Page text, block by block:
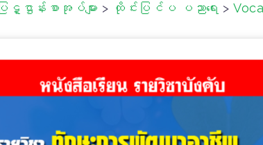
ပြဋ္ဌာန်းစာအုပ်များ > ထိုင်းပြင်ပ ပညာရေး >